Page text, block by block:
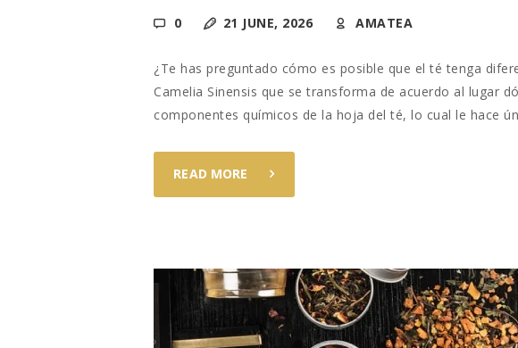
0 21 JUNE, 2026 AMATEA
¿Te has preguntado cómo es posible que el té tenga
Camelia Sinensis que se transforma de acuerdo al lugar
componentes químicos de la hoja del té, lo cual le hace
READ MORE